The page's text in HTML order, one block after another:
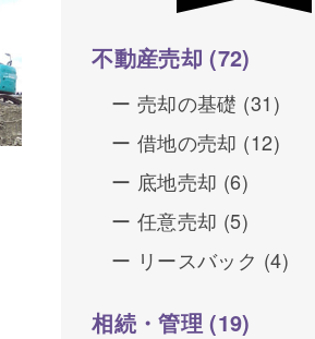
不動産売却(72)
売却の基礎 (31)
借地の売却 (12)
底地売却 (6)
任意売却 (5)
リースバック (4)
相続・管理(19)